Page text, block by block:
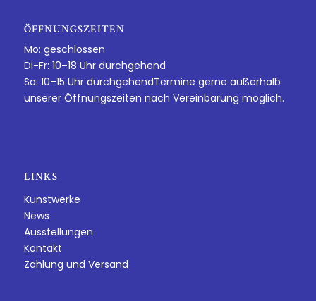
ÖFFNUNGSZEITEN
Mo: geschlossen
Di-Fr: 10–18 Uhr durchgehend
Sa: 10–15 Uhr durchgehendTermine gerne außerhalb
unserer Öffnungszeiten nach Vereinbarung möglich.
LINKS
Kunstwerke
News
Ausstellungen
Kontakt
Zahlung und Versand